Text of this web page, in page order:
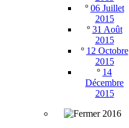
º 06 Juillet
2015
º 31 Août
2015
º 12 Octobre
2015
º 14
Décembre
2015
2016